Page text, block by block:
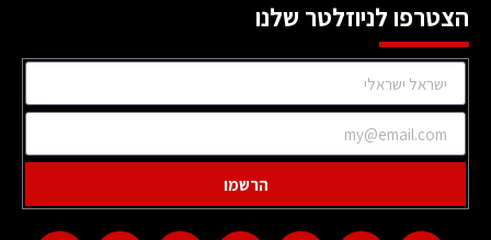
הצטרפו לניוזלטר שלנו
הרשמו